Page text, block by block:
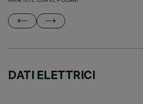
DATI ELETTRICI